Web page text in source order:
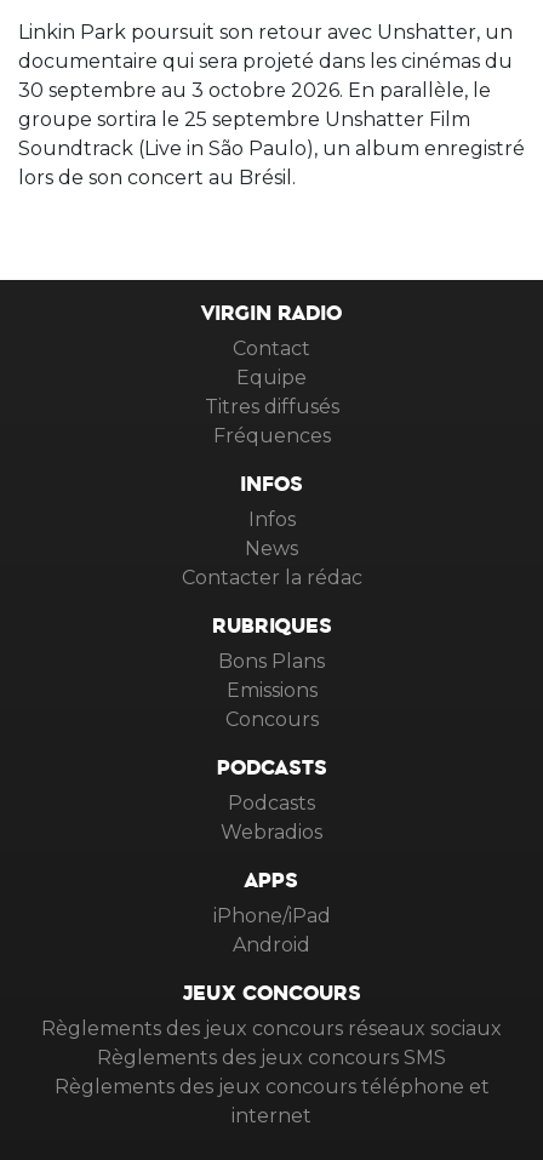
Linkin Park poursuit son retour avec Unshatter, un
documentaire qui sera projeté dans les cinémas du
30 septembre au 3 octobre 2026. En parallèle, le
groupe sortira le 25 septembre Unshatter Film
Soundtrack (Live in São Paulo), un album enregistré
lors de son concert au Brésil.
VIRGIN RADIO
Contact
Equipe
Titres diffusés
Fréquences
INFOS
Infos
News
Contacter la rédac
RUBRIQUES
Bons Plans
Emissions
Concours
PODCASTS
Podcasts
Webradios
APPS
iPhone/iPad
Android
JEUX CONCOURS
Règlements des jeux concours réseaux sociaux
Règlements des jeux concours SMS
Règlements des jeux concours téléphone et
internet